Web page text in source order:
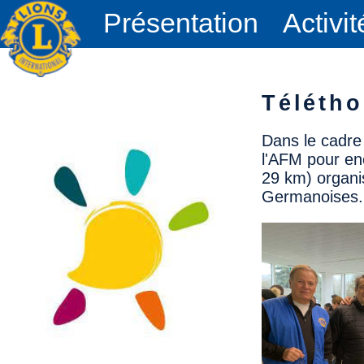
Présentation
Dans le
l'AFM pour
29 km)